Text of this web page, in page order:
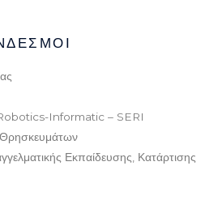
Informatic – SERI
Θρησκευμάτων
Εκπαίδευσης, Κατάρτισης